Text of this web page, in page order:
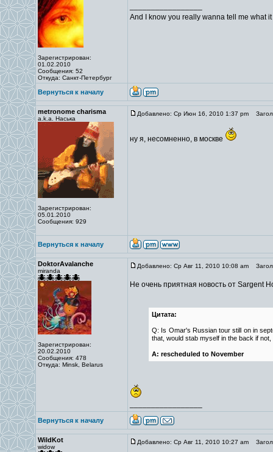
Зарегистрирован:
01.02.2010
Сообщения: 52
Откуда: Санкт-Петербург
And I know you really wanna tell me what
Вернуться к началу
metronome charisma
a.k.a. Наська
Зарегистрирован:
05.01.2010
Сообщения: 929
Добавлено: Ср Июн 16, 2010 1:37 pm
ну я, несомненно, в москве
Вернуться к началу
DoktorAvalanche
miranda
Зарегистрирован:
20.02.2010
Сообщения: 478
Откуда: Minsk, Belarus
Добавлено: Ср Авг 11, 2010 10:08 am
Не очень приятная новость от Sargent
Цитата:
Q: Is Omar's Russian tour still on in
that, would stab myself in the back if
A: rescheduled to November
Вернуться к началу
WildKot
widow
Добавлено: Ср Авг 11, 2010 10:27 am